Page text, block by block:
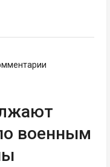
военным